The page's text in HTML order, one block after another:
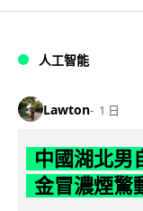
人工智能
Lawton 1 日
中國湖北男
金冒濃煙驚